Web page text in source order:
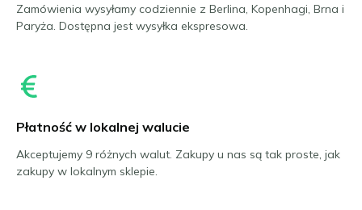
Zamówienia wysyłamy codziennie z Berlina, Kopenhagi, Brna i
Paryża. Dostępna jest wysyłka ekspresowa.
Płatność w lokalnej walucie
Akceptujemy 9 różnych walut. Zakupy u nas są tak proste, jak
zakupy w lokalnym sklepie.